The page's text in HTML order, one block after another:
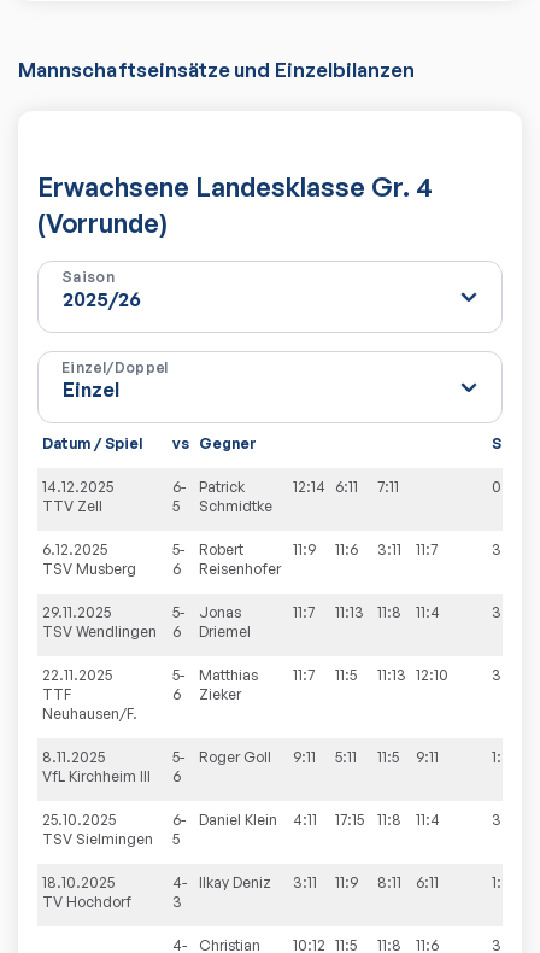
Mannschaftseinsätze und Einzelbilanzen
Erwachsene Landesklasse Gr. 4
(Vorrunde)
Saison
Einzel/Doppel
Datum / Spiel vs Gegner Sätze
14.12.2025
TTV Zell
6-
5
Patrick
Schmidtke
12:14 6:11 7:11 0:3
6.12.2025
TSV Musberg
5-
6
Robert
Reisenhofer
11:9 11:6 3:11 11:7 3:1
29.11.2025
TSV Wendlingen
5-
6
Jonas
Driemel
11:7 11:13 11:8 11:4 3:1
22.11.2025
TTF
Neuhausen/F.
5-
6
Matthias
Zieker
11:7 11:5 11:13 12:10 3:1
8.11.2025
VfL Kirchheim III
5-
6
Roger Goll 9:11 5:11 11:5 9:11 1:3
25.10.2025
TSV Sielmingen
6-
5
Daniel Klein 4:11 17:15 11:8 11:4 3:1
18.10.2025
TV Hochdorf
4-
3
Ilkay Deniz 3:11 11:9 8:11 6:11 1:3
4- Christian 10:12 11:5 11:8 11:6 3:1